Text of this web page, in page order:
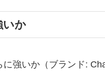
いか
に強いか（ブランド: